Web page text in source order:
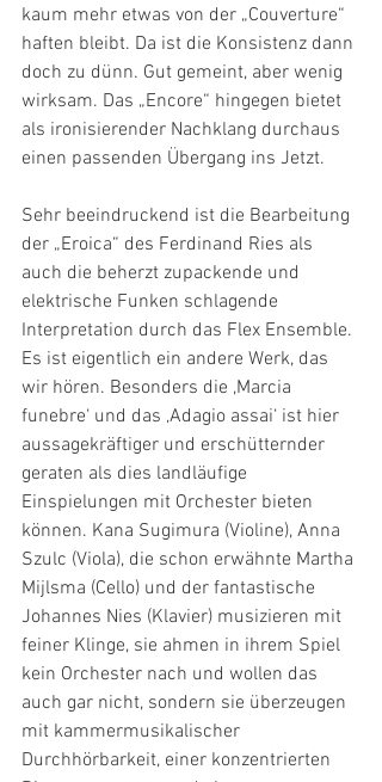
kaum mehr etwas von der „Couverture“
haften bleibt. Da ist die Konsistenz dann
doch zu dünn. Gut gemeint, aber wenig
wirksam. Das „Encore“ hingegen bietet
als ironisierender Nachklang durchaus
einen passenden Übergang ins Jetzt.
Sehr beeindruckend ist die Bearbeitung
der „Eroica“ des Ferdinand Ries als
auch die beherzt zupackende und
elektrische Funken schlagende
Interpretation durch das Flex Ensemble.
Es ist eigentlich ein andere Werk, das
wir hören. Besonders die ,Marcia
funebre‘ und das ‚Adagio assai‘ ist hier
aussagekräftiger und erschütternder
geraten als dies landläufige
Einspielungen mit Orchester bieten
können. Kana Sugimura (Violine), Anna
Szulc (Viola), die schon erwähnte Martha
Mijlsma (Cello) und der fantastische
Johannes Nies (Klavier) musizieren mit
feiner Klinge, sie ahmen in ihrem Spiel
kein Orchester nach und wollen das
auch gar nicht, sondern sie überzeugen
mit kammermusikalischer
Durchhörbarkeit, einer konzentrierten